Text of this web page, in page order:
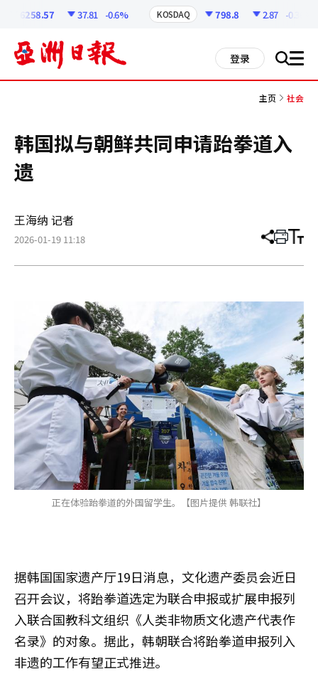
6258.57 37.81 -0.6% KOSDAQ 798.8 2.87 -0.36%
登录 搜 all
主页 社会
韩国拟与朝鲜共同申请跆拳道入
遗
王海纳 记者
2026-01-19 11:18 分
章
打 调
小
正在体验跆拳道的外国留学生。【图片提供 韩联社】
据韩国国家遗产厅19日消息，文化遗产委员会近日
召开会议，将跆拳道选定为联合申报或扩展申报列
入联合国教科文组织《人类非物质文化遗产代表作
名录》的对象。据此，韩朝联合将跆拳道申报列入
非遗的工作有望正式推进。